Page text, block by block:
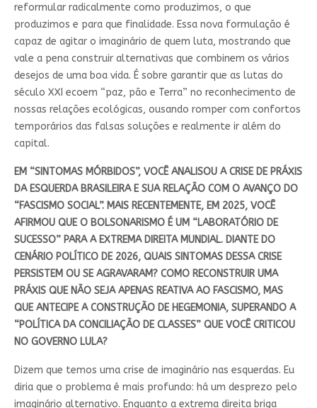
reformular radicalmente como produzimos, o que
produzimos e para que finalidade. Essa nova formulação é
capaz de agitar o imaginário de quem luta, mostrando que
vale a pena construir alternativas que combinem os vários
desejos de uma boa vida. É sobre garantir que as lutas do
século XXI ecoem “paz, pão e Terra” no reconhecimento de
nossas relações ecológicas, ousando romper com confortos
temporários das falsas soluções e realmente ir além do
capital.
EM “SINTOMAS MÓRBIDOS”, VOCÊ ANALISOU A CRISE DE PRÁXIS
DA ESQUERDA BRASILEIRA E SUA RELAÇÃO COM O AVANÇO DO
“FASCISMO SOCIAL”. MAIS RECENTEMENTE, EM 2025, VOCÊ
AFIRMOU QUE O BOLSONARISMO É UM “LABORATÓRIO DE
SUCESSO” PARA A EXTREMA DIREITA MUNDIAL. DIANTE DO
CENÁRIO POLÍTICO DE 2026, QUAIS SINTOMAS DESSA CRISE
PERSISTEM OU SE AGRAVARAM? COMO RECONSTRUIR UMA
PRÁXIS QUE NÃO SEJA APENAS REATIVA AO FASCISMO, MAS
QUE ANTECIPE A CONSTRUÇÃO DE HEGEMONIA, SUPERANDO A
“POLÍTICA DA CONCILIAÇÃO DE CLASSES” QUE VOCÊ CRITICOU
NO GOVERNO LULA?
Dizem que temos uma crise de imaginário nas esquerdas. Eu
diria que o problema é mais profundo: há um desprezo pelo
imaginário alternativo. Enquanto a extrema direita briga